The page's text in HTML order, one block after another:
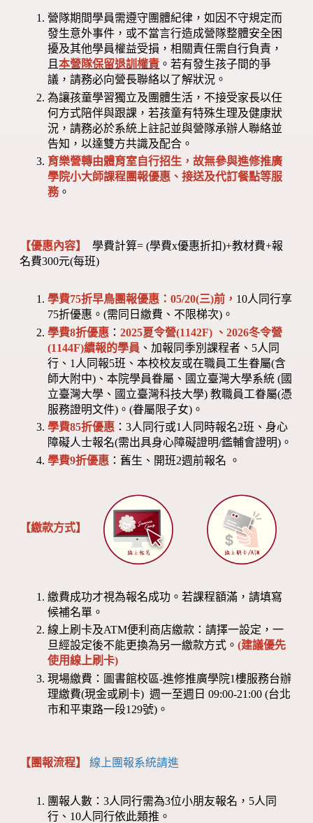
營隊期間學員需遵守團體紀律，如因不守規定而
發生意外事件，或不當言行造成營隊整體安全困
擾及其他學員權益受損，相關責任需自行負責，
且本營隊保留退訓權責 。若有發生孩子間的爭
議，請務必向營長聯絡以了解狀況。
為讓孩童學習獨立及團體生活，不接受家長以任
何方式陪伴與跟課，若孩童有特殊生理及健康狀
況，請務必於系統上註記並與營隊承辦人聯絡並
告知，以達雙方共識及配合。
育樂營轉由體育室自行招生，故無參與進修推廣
學院小大師課程團報優惠、接送及代訂餐點等服
務。
【優惠內容】
學費計算= (學費x優惠折扣)+教材費+報
名費300元(每班)
學費75折早鳥團報優惠：05/20(三)前， 10人同行享
75折優惠。(需同日繳費、不限梯次)。
學費8折優惠 ：2025夏令營(1142F) 、2026冬令營
(1144F)續報的學員 、加報同季別課程者、5人同
行、1人同報5班、本校校友或在職員工生眷屬(含
師大附中)、本院學員眷屬、國立臺灣大學系統 (國
立臺灣大學、國立臺灣科技大學) 教職員工眷屬(憑
服務證明文件)。(眷屬限子女)。
學費85折優惠 ：3人同行或1人同時報名2班、身心
障礙人士報名(需出具身心障礙證明/鑑輔會證明)。
學費9折優惠 ：舊生、開班2週前報名 。
【繳款方式】
繳費成功才視為報名成功。若課程額滿，請填寫
候補名單。
線上刷卡及ATM便利商店繳款：請擇一設定，一
旦經設定後不能更換為另一繳款方式。(建議優先
使用線上刷卡)
現場繳費：圖書館校區-進修推廣學院1樓服務台辦
理繳費(現金或刷卡) 週一至週日 09:00-21:00 (台北
市和平東路一段129號)。
【團報流程】線上團報系統請進
團報人數：3人同行需為3位小朋友報名，5人同
行、10人同行依此類推。